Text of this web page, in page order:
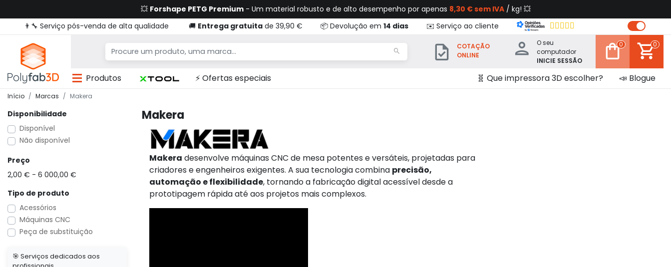
💥 Forshape PETG Premium- Um material robusto e de alto desempenho por apenas 8,30 € sem IVA/ kg! 💥
👨‍🔧 Serviço pós-venda de alta qualidade
🚚 Entrega gratuitade 39,90 € 📦 Devolução em 14 dias ✉️ Serviço ao cliente
COTAÇÃO
ONLINE
O seu
computador
INICIE SESSÃO
0 0
Produtos ⚡ Ofertas especiais 🧬 Que impressora 3D escolher? 📣 Blogue
Início Marcas Makera
Disponibilidade
Disponível
Não disponível
Preço
2,00 € - 6 000,00 €
Tipo de produto
Acessórios
Máquinas CNC
Peça de substituição
🎯 Serviços dedicados aos
Makera
Makera desenvolve máquinas CNC de mesa potentes e versáteis, projetadas para
criadores e engenheiros exigentes. A sua tecnologia combina precisão,
automação e flexibilidade, tornando a fabricação digital acessível desde a
prototipagem rápida até aos projetos mais complexos.